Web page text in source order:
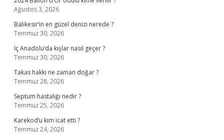
Ağustos 3, 2026
Balıkesir’in en güzel denizi nerede ?
Temmuz 30, 2026
İç Anadolu’da kışlar nasıl geçer ?
Temmuz 30, 2026
Takas hakkı ne zaman doğar ?
Temmuz 28, 2026
Septum hastalığı nedir ?
Temmuz 25, 2026
Karekod’u kim icat etti ?
Temmuz 24, 2026